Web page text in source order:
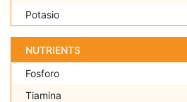
Potasio
NUTRIENTS
Fosforo
Tiamina